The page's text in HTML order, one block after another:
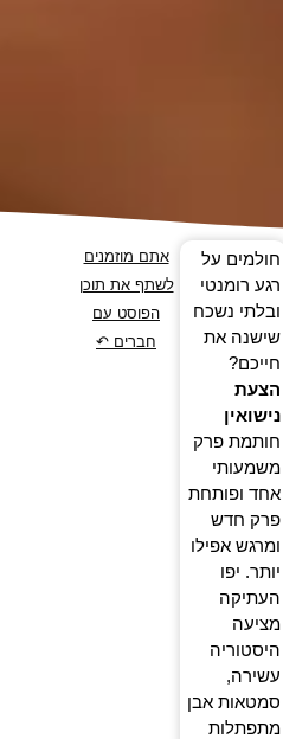
חולמים על
רגע רומנטי
ובלתי נשכח
שישנה את
חייכם?
הצעת
נישואין
חותמת פרק
משמעותי
אחד ופותחת
פרק חדש
ומרגש אפילו
יותר. יפו
העתיקה
מציעה
היסטוריה
עשירה,
סמטאות אבן
מתפתלות
אתם מוזמנים
לשתף את תוכן
הפוסט עם
חברים ↶